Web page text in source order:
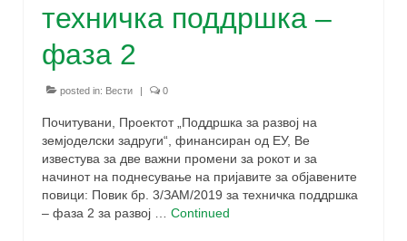
техничка поддршка –
фаза 2
posted in: Вести | 0
Почитувани, Проектот „Поддршка за развој на
земјоделски задруги“, финансиран од ЕУ, Ве
известува за две важни промени за рокот и за
начинот на поднесување на пријавите за објавените
повици: Повик бр. 3/ЗАМ/2019 за техничка поддршка
– фаза 2 за развој … Continued